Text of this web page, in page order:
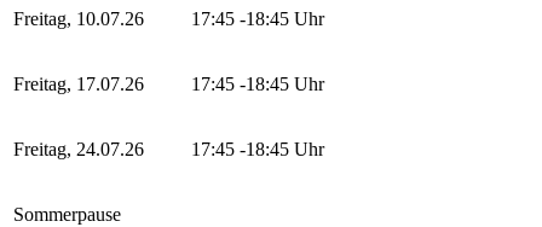
Freitag, 10.07.26 17:45 -18:45 Uhr
Freitag, 17.07.26 17:45 -18:45 Uhr
Freitag, 24.07.26 17:45 -18:45 Uhr
Sommerpause